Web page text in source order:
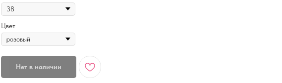
Цвет
Нет в наличии